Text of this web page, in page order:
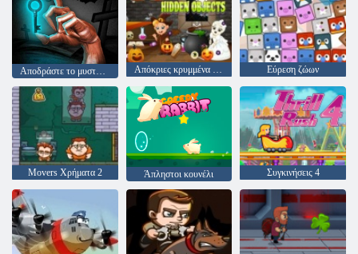
Απόκριες κρυμμένα αντικείμενα Εύρεση ζώων
Movers Χρήματα 2 Άπληστοι κουνέλι Συγκινήσεις 4